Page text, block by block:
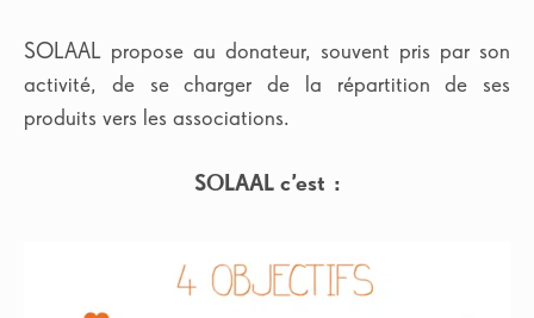
SOLAAL propose au donateur, souvent pris par son
activité, de se charger de la répartition de ses
produits vers les associations.
SOLAAL c’est :